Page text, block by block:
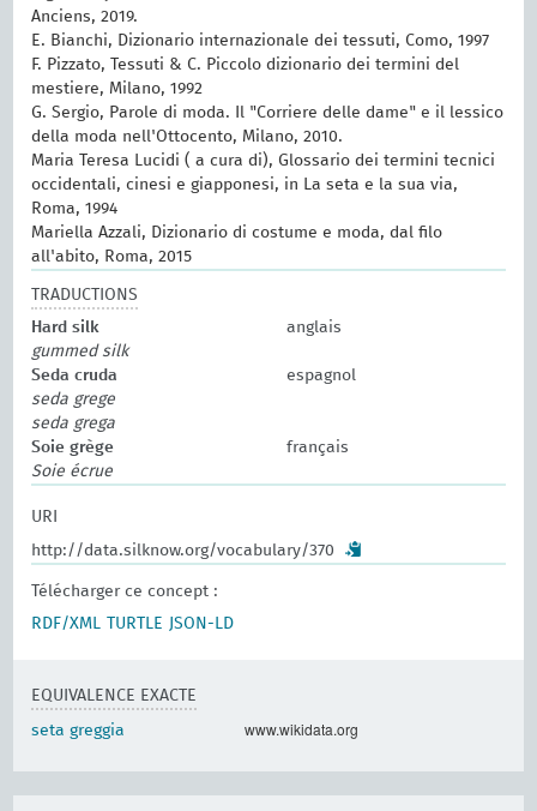
Anciens, 2019.
E. Bianchi, Dizionario internazionale dei tessuti, Como, 1997
F. Pizzato, Tessuti & C. Piccolo dizionario dei termini del
mestiere, Milano, 1992
G. Sergio, Parole di moda. Il "Corriere delle dame" e il lessico
della moda nell'Ottocento, Milano, 2010.
Maria Teresa Lucidi ( a cura di), Glossario dei termini tecnici
occidentali, cinesi e giapponesi, in La seta e la sua via,
Roma, 1994
Mariella Azzali, Dizionario di costume e moda, dal filo
all'abito, Roma, 2015
TRADUCTIONS
Hard silk
anglais
gummed silk
Seda cruda
espagnol
seda grege
seda grega
Soie grège
français
Soie écrue
URI
http://data.silknow.org/vocabulary/370
Télécharger ce concept :
RDF/XML
TURTLE JSON-LD
EQUIVALENCE EXACTE
seta greggia www.wikidata.org